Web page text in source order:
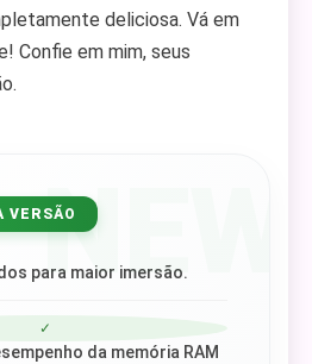
deliciosa. Vá em
Confie em mim, seus
NEW
VERSÃO
para maior imersão.
✓
da memória RAM